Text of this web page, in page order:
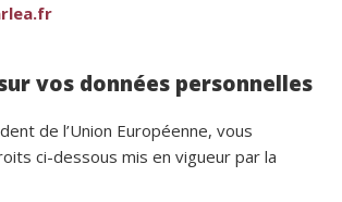
vos données personnelles
de l’Union Européenne, vous
ci-dessous mis en vigueur par la